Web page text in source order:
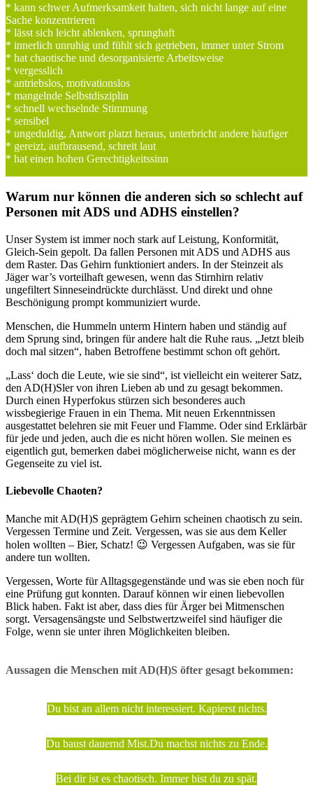
* kann schwer Aufmerksamkeit halten, sich nicht lange auf eine
Sache konzentrieren
* lässt sich leicht ablenken, sprunghaft
* innerlich unruhig und fühlt sich getrieben, immer unter Strom
* hat chaotische und desorganisierte Arbeitsweise
* vergesslich
* antriebslos, motivationslos
* mangelnde Selbstdisziplin
* schnell wechselnde Stimmung
* sensibel
* ungeduldig, Antwort platzt heraus, unterbricht andere häufiger
* gereizt, aufbrausend, schreit laut
* hat einen hohen Gerechtigkeitssinn
Warum nur können die anderen sich so schlecht auf
Personen mit ADS und ADHS einstellen?
Unser System ist immer noch stark auf Leistung, Konformität,
Gleich-Sein gepolt. Da fallen Personen mit ADS und ADHS aus
dem Raster. Das Gehirn funktioniert anders. In der Steinzeit als
Jäger war’s vorteilhaft gewesen, wenn das Stirnhirn relativ
ungefiltert Sinneseindrückte durchlässt. Und direkt und ohne
Beschönigung prompt kommuniziert wurde.
Menschen, die Hummeln unterm Hintern haben und ständig auf
dem Sprung sind, bringen für andere halt die Ruhe raus. „Jetzt bleib
doch mal sitzen“, haben Betroffene bestimmt schon oft gehört.
„Lass‘ doch die Leute, wie sie sind“, ist vielleicht ein weiterer Satz,
den AD(H)Sler von ihren Lieben ab und zu gesagt bekommen.
Durch einen Hyperfokus stürzen sich besonderes auch
wissbegierige Frauen in ein Thema. Mit neuen Erkenntnissen
ausgestattet belehren sie mit Feuer und Flamme. Oder sind Erklärbär
für jede und jeden, auch die es nicht hören wollen. Sie meinen es
eigentlich gut, bemerken dabei möglicherweise nicht, wann es der
Gegenseite zu viel ist.
Liebevolle Chaoten?
Manche mit AD(H)S geprägtem Gehirn scheinen chaotisch zu sein.
Vergessen Termine und Zeit. Vergessen, was sie aus dem Keller
holen wollten – Bier, Schatz! 😉 Vergessen Aufgaben, was sie für
andere tun wollten.
Vergessen, Worte für Alltagsgegenstände und was sie eben noch für
eine Prüfung gut konnten. Darauf können wir einen liebevollen
Blick haben. Fakt ist aber, dass dies für Ärger bei Mitmenschen
sorgt. Versagensängste und Selbstwertzweifel sind häufiger die
Folge, wenn sie unter ihren Möglichkeiten bleiben.
Aussagen die Menschen mit AD(H)S öfter gesagt bekommen:
Du bist an allem nicht interessiert. Kapierst nichts.
Du baust dauernd Mist.Du machst nichts zu Ende.
Bei dir ist es chaotisch. Immer bist du zu spät.